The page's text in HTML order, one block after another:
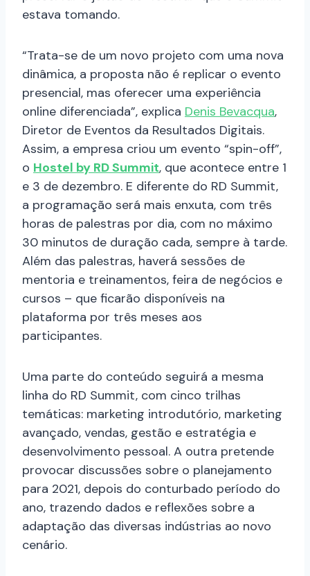
estava tomando.
“Trata-se de um novo projeto com uma nova
dinâmica, a proposta não é replicar o evento
presencial, mas oferecer uma experiência
online diferenciada”, explica Denis Bevacqua,
Diretor de Eventos da Resultados Digitais.
Assim, a empresa criou um evento “spin-off”,
o Hostel by RD Summit, que acontece entre 1
e 3 de dezembro. E diferente do RD Summit,
a programação será mais enxuta, com três
horas de palestras por dia, com no máximo
30 minutos de duração cada, sempre à tarde.
Além das palestras, haverá sessões de
mentoria e treinamentos, feira de negócios e
cursos – que ficarão disponíveis na
plataforma por três meses aos
participantes.
Uma parte do conteúdo seguirá a mesma
linha do RD Summit, com cinco trilhas
temáticas: marketing introdutório, marketing
avançado, vendas, gestão e estratégia e
desenvolvimento pessoal. A outra pretende
provocar discussões sobre o planejamento
para 2021, depois do conturbado período do
ano, trazendo dados e reflexões sobre a
adaptação das diversas indústrias ao novo
cenário.